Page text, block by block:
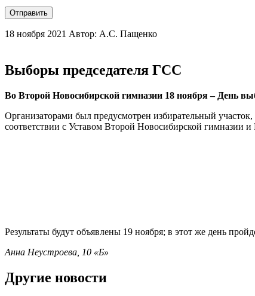
Отправить
18 ноября 2021 Автор: А.С. Пащенко
Выборы председателя ГСС
Во Второй Новосибирской гимназии 18 ноября – День
Организаторами был предусмотрен избирательный
соответствии с Уставом Второй Новосибирской гимназии
Результаты будут объявлены 19 ноября; в этот же день
Анна Неустроева, 10 «Б»
Другие новости